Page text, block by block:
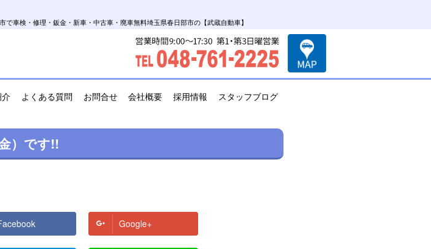
車検・修理・鈑金・新車・中古車・廃車無料埼玉県春日部市の【武蔵自動車】
よくある質問 お問合せ 会社概要 採用情報 スタッフブログ
）です!!
Google+